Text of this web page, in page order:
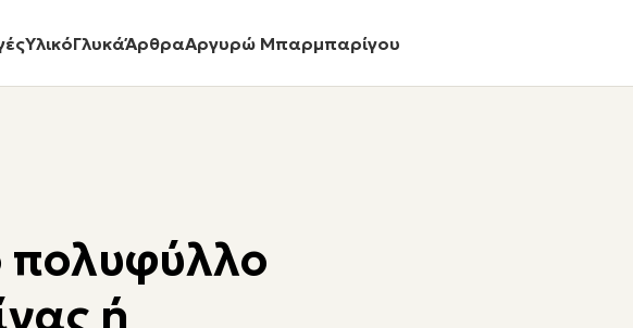
ΥλικόΓλυκάΆρθραΑργυρώ Μπαρμπαρίγου
πολυφύλλο
ή